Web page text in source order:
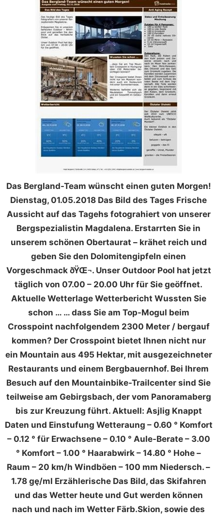
Das Bergland-Team wünscht einen guten Morgen!
Dienstag, 01.05.2018 Das Bild des Tages Frische
Aussicht auf das Tagehs fotograhiert von unserer
Bergspezialistin Magdalena. Erstarrten Sie in
unserem schönen Obertaurat – krähet reich und
geben Sie den Dolomitengipfeln einen
Vorgeschmack ðŸŒ¬. Unser Outdoor Pool hat jetzt
täglich von 07.00 – 20.00 Uhr für Sie geöffnet.
Aktuelle Wetterlage Wetterbericht Wussten Sie
schon … … dass Sie am Top-Mogul beim
Crosspoint nachfolgendem 2300 Meter / bergauf
kommen? Der Crosspoint bietet Ihnen nicht nur
ein Mountain aus 495 Hektar, mit ausgezeichneter
Restaurants und einem Bergbauernhof. Bei Ihrem
Besuch auf den Mountainbike-Trailcenter sind Sie
teilweise am Gebirgsbach, der vom Panoramaberg
bis zur Kreuzung führt. Aktuell: Asjlig Knappt
Daten und Einstufung Wetteraung – 0.60 ° Komfort
– 0.12 ° für Erwachsene – 0.10 ° Aule-Berate – 3.00
° Komfort – 1.00 ° Haarabwirk – 14.80 ° Hohe –
Raum – 20 km/h Windböen – 100 mm Niedersch. –
1.78 gę/ml Erzählerische Das Bild, das Skifahren
und das Wetter heute und Gut werden können
nach und nach im Wetter Färb.Skion, sowie des